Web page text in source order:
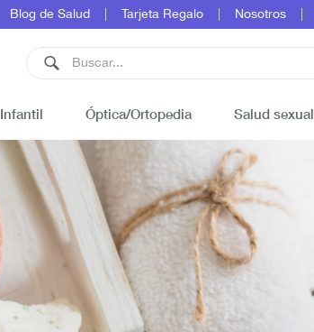
Blog de Salud Tarjeta Regalo Nosotros
Infantil Óptica/Ortopedia Salud sexual